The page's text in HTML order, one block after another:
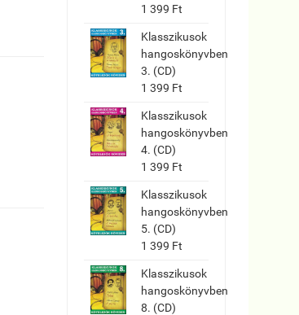
1 399 Ft
Klasszikusok
hangoskönyvben
3. (CD)
1 399 Ft
Klasszikusok
hangoskönyvben
4. (CD)
1 399 Ft
Klasszikusok
hangoskönyvben
5. (CD)
1 399 Ft
Klasszikusok
hangoskönyvben
8. (CD)